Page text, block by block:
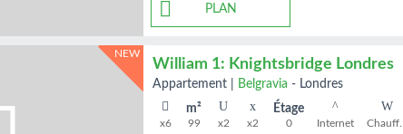
PLAN
NEW
William 1: Knightsbridge Londres
appartement Belgravia - Londres
x6
m²
99 x2 x2
Étage
0 Internet